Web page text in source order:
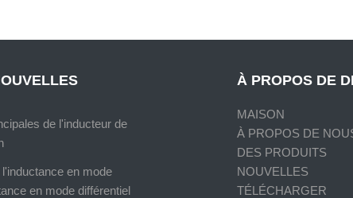
À PROPOS DE
MAISON
À PROPOS DE
DES PRODUITS
NOUVELLES
TÉLÉCHARGER
de l'inducteur de
en mode
en mode différentiel